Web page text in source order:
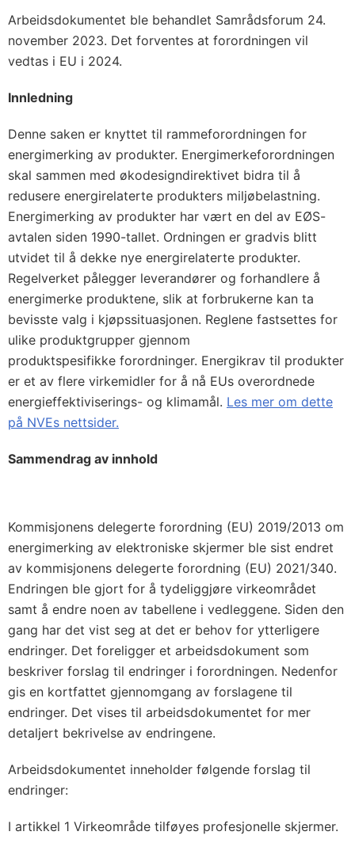
Arbeidsdokumentet ble behandlet Samrådsforum 24.
november 2023. Det forventes at forordningen vil
vedtas i EU i 2024.
Innledning
Denne saken er knyttet til rammeforordningen for
energimerking av produkter. Energimerkeforordningen
skal sammen med økodesigndirektivet bidra til å
redusere energirelaterte produkters miljøbelastning.
Energimerking av produkter har vært en del av EØS-
avtalen siden 1990-tallet. Ordningen er gradvis blitt
utvidet til å dekke nye energirelaterte produkter.
Regelverket pålegger leverandører og forhandlere å
energimerke produktene, slik at forbrukerne kan ta
bevisste valg i kjøpssituasjonen. Reglene fastsettes for
ulike produktgrupper gjennom
produktspesifikke forordninger. Energikrav til produkter
er et av flere virkemidler for å nå EUs overordnede
energieffektiviserings- og klimamål. Les mer om dette
på NVEs nettsider.
Sammendrag av innhold
Kommisjonens delegerte forordning (EU) 2019/2013 om
energimerking av elektroniske skjermer ble sist endret
av kommisjonens delegerte forordning (EU) 2021/340.
Endringen ble gjort for å tydeliggjøre virkeområdet
samt å endre noen av tabellene i vedleggene. Siden den
gang har det vist seg at det er behov for ytterligere
endringer. Det foreligger et arbeidsdokument som
beskriver forslag til endringer i forordningen. Nedenfor
gis en kortfattet gjennomgang av forslagene til
endringer. Det vises til arbeidsdokumentet for mer
detaljert bekrivelse av endringene.
Arbeidsdokumentet inneholder følgende forslag til
endringer:
I artikkel 1 Virkeområde tilføyes profesjonelle skjermer.